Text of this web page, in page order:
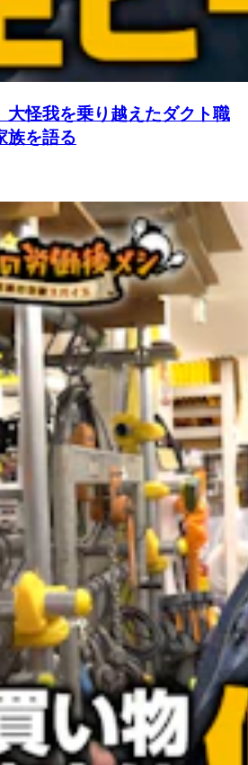
大怪我を乗り越えたダクト職
族を語る